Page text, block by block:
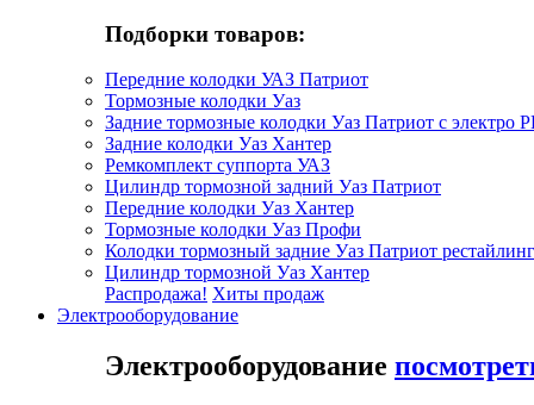
Подборки товаров:
Передние колодки УАЗ Патриот
Тормозные колодки Уаз
Задние тормозные колодки Уаз Патриот с электро
Задние колодки Уаз Хантер
Ремкомплект суппорта УАЗ
Цилиндр тормозной задний Уаз Патриот
Передние колодки Уаз Хантер
Тормозные колодки Уаз Профи
Колодки тормозный задние Уаз Патриот
Цилиндр тормозной Уаз Хантер
Распродажа! Хиты продаж
Электрооборудование
Электрооборудование